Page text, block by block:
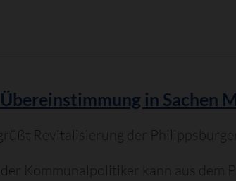
in Sachen
Revitalisierung der
Kommunalpolitiker kann aus dem